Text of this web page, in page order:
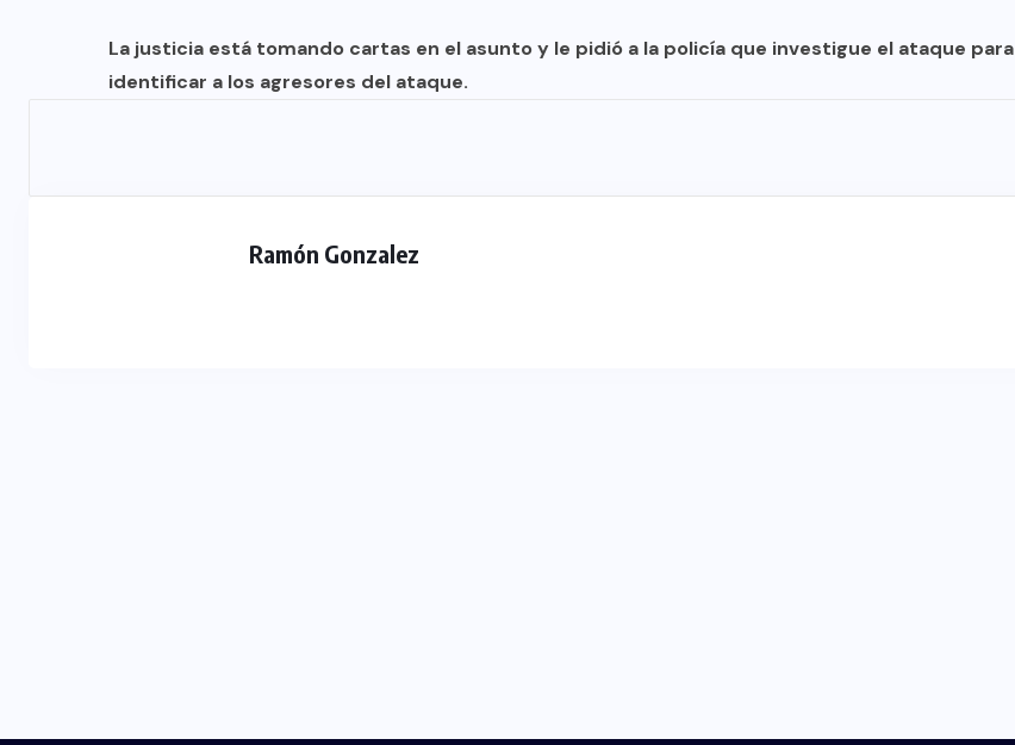
La justicia está tomando cartas en el asunto y le pidió a la policía que investigue el ataque para
identificar a los agresores del ataque.
Ramón Gonzalez